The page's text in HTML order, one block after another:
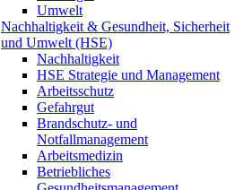
Umwelt
Nachhaltigkeit & Gesundheit, Sicherheit
und Umwelt (HSE)
Nachhaltigkeit
HSE Strategie und Management
Arbeitsschutz
Gefahrgut
Brandschutz- und
Notfallmanagement
Arbeitsmedizin
Betriebliches